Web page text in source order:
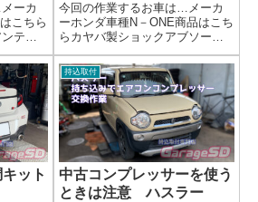
ーカ
こちら
テナ
安心
相談に
レスア
工のご
自身
今回の作業するお車は…メーカ
ーホンダ車種N－ONE商品はこち
らカヤバ製ショックアブソーバ
ーキット 重くて大きいので直
送で送られてきました(^^)/ネット
で買った車高調、持ち込み取り
付けOK！理想の足回りを手軽に
実現しませんか？「せっかく手
に...
ット
持込取付
中古コンプレッサーを使う
ときは注意 ハスラー